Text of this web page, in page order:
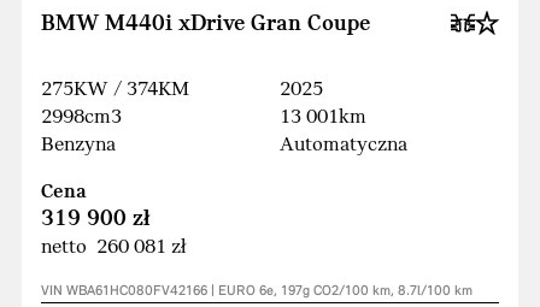
BMW M440i xDrive Gran Coupe
275KW / 374KM
2998cm3
Benzyna
2025
13 001km
Automatyczna
Cena
319 900 zł
netto 260 081 zł
VIN WBA61HC080FV42166 | EURO 6e, 197g CO2/100 km, 8.7l/100 km